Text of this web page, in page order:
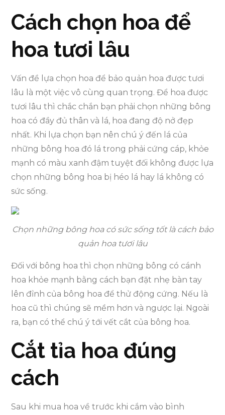
Cách chọn hoa để
hoa tươi lâu
Vấn đề lựa chọn hoa để bảo quản hoa được tươi
lâu là một việc vô cùng quan trọng. Để hoa được
tươi lâu thì chắc chắn bạn phải chọn những bông
hoa có đầy đủ thân và lá, hoa đang độ nở đẹp
nhất. Khi lựa chọn bạn nên chú ý đến lá của
những bông hoa đó lá trong phải cứng cáp, khỏe
mạnh có màu xanh đậm tuyệt đối không được lựa
chọn những bông hoa bị héo lá hay lá không có
sức sống.
Chọn những bông hoa có sức sống tốt là cách bảo
quản hoa tươi lâu
Đối với bông hoa thì chọn những bông có cánh
hoa khỏe mạnh bằng cách bạn đặt nhẹ bàn tay
lên đỉnh của bông hoa để thử động cứng. Nếu là
hoa cũ thì chúng sẽ mềm hơn và ngược lại. Ngoài
ra, bạn có thể chú ý tới vết cắt của bông hoa.
Cắt tỉa hoa đúng
cách
Sau khi mua hoa về trước khi cắm vào bình